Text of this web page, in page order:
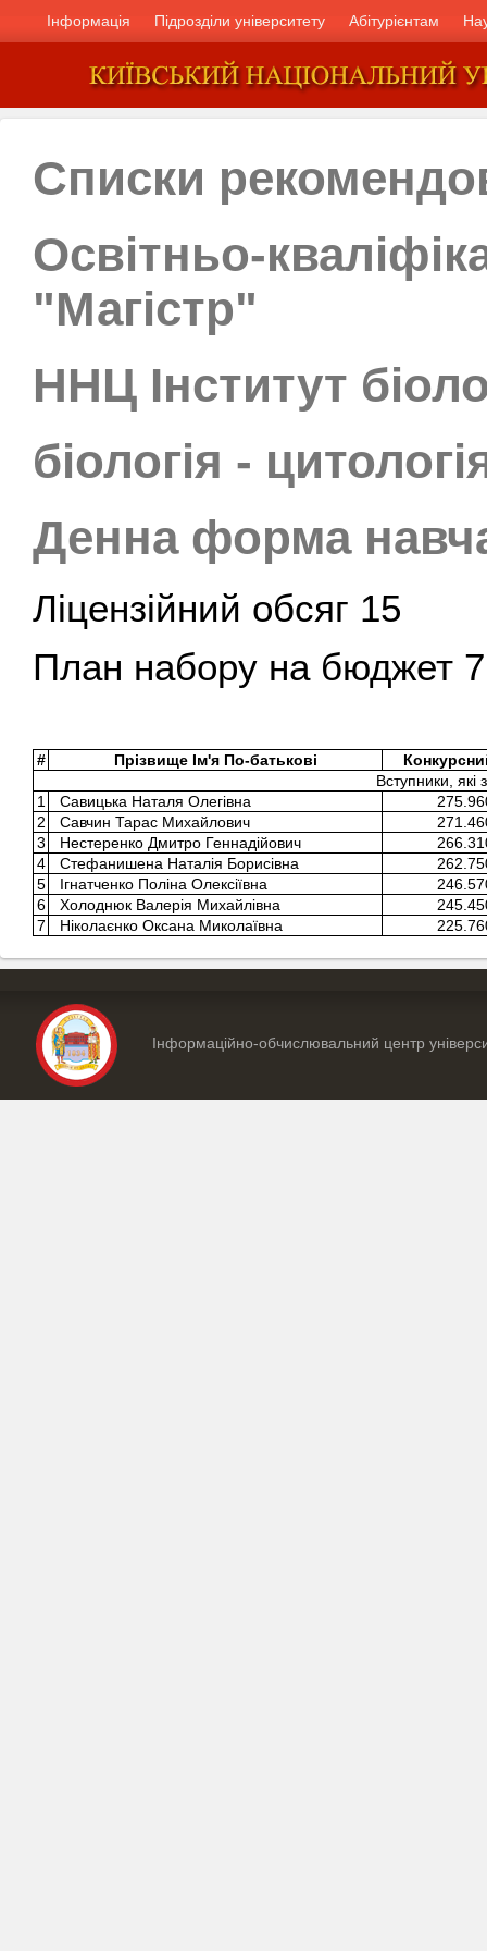
Інформація Підрозділи університету Абітурієнтам
Списки
Освітньо-
"Магістр"
ННЦ Інститут
біологія -
Денна форма
Ліцензійний обсяг 15
План набору на бюджет 7
# Прізвище Iм'я По-батькові
Вступники, які
1
Савицька Наталя Олегівна
2
Савчин Тарас Михайлович
3
Нестеренко Дмитро Геннадійович
4
Стефанишена Наталія Борисівна
5
Ігнатченко Поліна Олексіївна
6
Холоднюк Валерія Михайлівна
7
Ніколаєнко Оксана Миколаївна
Інформаційно-обчислювальний центр